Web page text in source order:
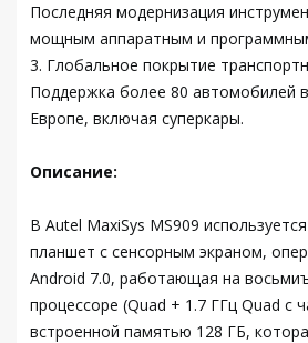
Последняя модернизация
мощным аппаратным и
3. Глобальное покрытие
Поддержка более 80 автомобилей
Европе, включая суперкары.
Описание:
В Autel MaxiSys MS909
планшет с сенсорным экраном,
Android 7.0, работающая на
процессоре (Quad + 1.7 ГГц Quad с
встроенной памятью 128 ГБ,